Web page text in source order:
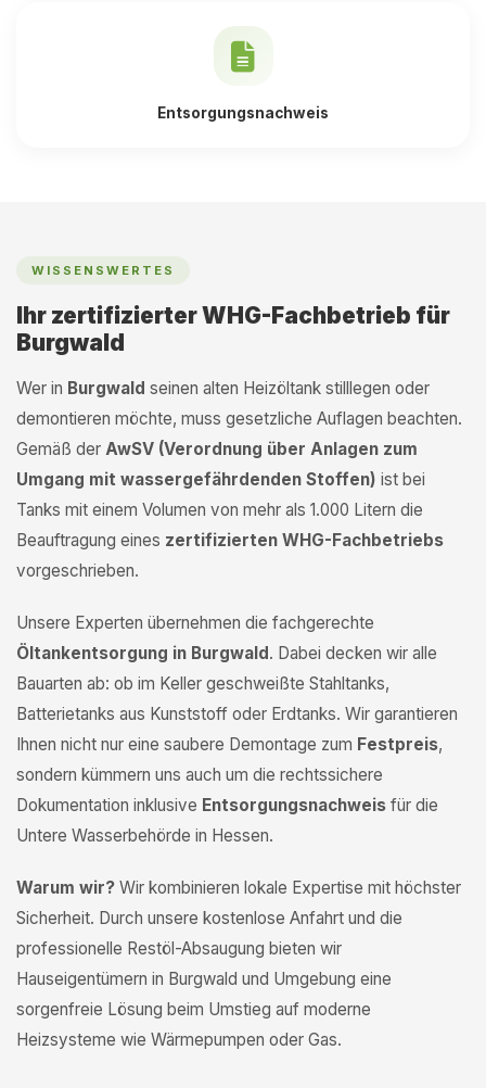
Entsorgungsnachweis
WISSENSWERTES
Ihr zertifizierter WHG-Fachbetrieb für
Burgwald
Wer in Burgwald seinen alten Heizöltank stilllegen oder
demontieren möchte, muss gesetzliche Auflagen beachten.
Gemäß der AwSV (Verordnung über Anlagen zum
Umgang mit wassergefährdenden Stoffen) ist bei
Tanks mit einem Volumen von mehr als 1.000 Litern die
Beauftragung eines zertifizierten WHG-Fachbetriebs
vorgeschrieben.
Unsere Experten übernehmen die fachgerechte
Öltankentsorgung in Burgwald. Dabei decken wir alle
Bauarten ab: ob im Keller geschweißte Stahltanks,
Batterietanks aus Kunststoff oder Erdtanks. Wir garantieren
Ihnen nicht nur eine saubere Demontage zum Festpreis,
sondern kümmern uns auch um die rechtssichere
Dokumentation inklusive Entsorgungsnachweis für die
Untere Wasserbehörde in Hessen.
Warum wir? Wir kombinieren lokale Expertise mit höchster
Sicherheit. Durch unsere kostenlose Anfahrt und die
professionelle Restöl-Absaugung bieten wir
Hauseigentümern in Burgwald und Umgebung eine
sorgenfreie Lösung beim Umstieg auf moderne
Heizsysteme wie Wärmepumpen oder Gas.